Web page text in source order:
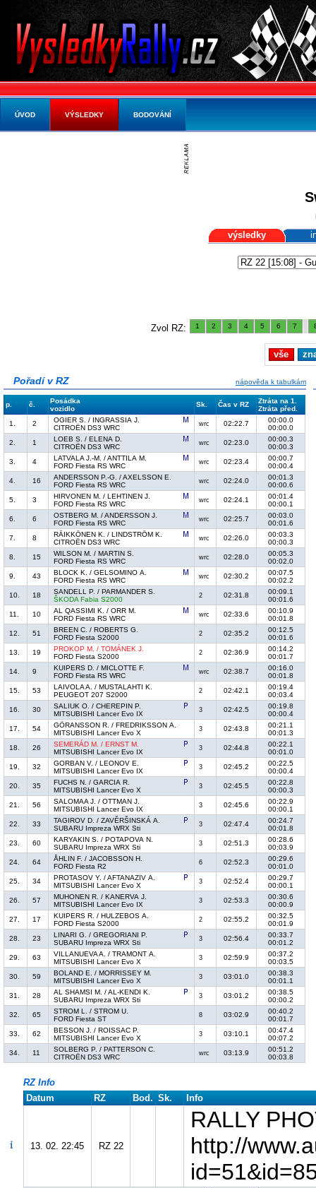
výsledky
Zvol RZ: 1 2 3 4 5 6 7
vše
Pořadí v RZ nápověda k tabulkám
p. č.
Posádka
vozidlo
Sk. Čas v RZ
Ztráta na 1.
Ztráta před.
1.
2
OGIER S. / INGRASSIA J.
CITROËN DS3 WRC
wrc 02:22.7
00:00.0
00:00.0
2.
1
LOEB S. / ELENA D.
CITROËN DS3 WRC
wrc 02:23.0
00:00.3
00:00.3
3.
4
LATVALA J.-M. / ANTTILA M.
FORD Fiesta RS WRC
wrc 02:23.4
00:00.7
00:00.4
4.
16
ANDERSSON P.-G. / AXELSSON E.
FORD Fiesta RS WRC
wrc 02:24.0
00:01.3
00:00.6
5.
3
HIRVONEN M. / LEHTINEN J.
FORD Fiesta RS WRC
wrc 02:24.1
00:01.4
00:00.1
6.
6
OSTBERG M. / ANDERSSON J.
FORD Fiesta RS WRC
wrc 02:25.7
00:03.0
00:01.6
7.
8
RÄIKKÖNEN K. / LINDSTRÖM K.
CITROËN DS3 WRC
wrc 02:26.0
00:03.3
00:00.3
8.
15
WILSON M. / MARTIN S.
FORD Fiesta RS WRC
wrc 02:28.0
00:05.3
00:02.0
9.
43
BLOCK K. / GELSOMINO A.
FORD Fiesta RS WRC
wrc 02:30.2
00:07.5
00:02.2
10.
18
SANDELL P. / PARMANDER S.
ŠKODA Fabia S2000
2 02:31.8
00:09.1
00:01.6
11.
10
AL QASSIMI K. / ORR M.
FORD Fiesta RS WRC
wrc 02:33.6
00:10.9
00:01.8
12.
51
BREEN C. / ROBERTS G.
FORD Fiesta S2000
2 02:35.2
00:12.5
00:01.6
13.
19
PROKOP M. / TOMÁNEK J.
FORD Fiesta S2000
2 02:36.9
00:14.2
00:01.7
14.
9
KUIPERS D. / MICLOTTE F.
FORD Fiesta RS WRC
wrc 02:38.7
00:16.0
00:01.8
15.
53
LAIVOLA A. / MUSTALAHTI K.
PEUGEOT 207 S2000
2 02:42.1
00:19.4
00:03.4
16.
30
SALIUK O. / CHEREPIN P.
MITSUBISHI Lancer Evo IX
3 02:42.5
00:19.8
00:00.4
17.
54
GÖRANSSON R. / FREDRIKSSON A.
MITSUBISHI Lancer Evo X
3 02:43.8
00:21.1
00:01.3
18.
26
SEMERÁD M. / ERNST M.
MITSUBISHI Lancer Evo IX
3 02:44.8
00:22.1
00:01.0
19.
32
GORBAN V. / LEONOV E.
MITSUBISHI Lancer Evo IX
3 02:45.2
00:22.5
00:00.4
20.
35
FUCHS N. / GARCIA R.
MITSUBISHI Lancer Evo X
3 02:45.5
00:22.8
00:00.3
21.
56
SALOMAA J. / OTTMAN J.
MITSUBISHI Lancer Evo IX
3 02:45.6
00:22.9
00:00.1
22.
33
TAGIROV D. / ZAVĚRŠINSKÁ A.
SUBARU Impreza WRX Sti
3 02:47.4
00:24.7
00:01.8
23.
60
KARYAKIN S. / POTAPOVA N.
SUBARU Impreza WRX Sti
3 02:51.3
00:28.6
00:03.9
24.
64
ÅHLIN F. / JACOBSSON H.
FORD Fiesta R2
6 02:52.3
00:29.6
00:01.0
25.
34
PROTASOV Y. / AFTANAZIV A.
MITSUBISHI Lancer Evo X
3 02:52.4
00:29.7
00:00.1
26.
57
MUHONEN R. / KANERVA J.
MITSUBISHI Lancer Evo IX
3 02:53.3
00:30.6
00:00.9
27.
17
KUIPERS R. / HULZEBOS A.
FORD Fiesta S2000
2 02:55.2
00:32.5
00:01.9
28.
23
LINARI G. / GREGORIANI P.
SUBARU Impreza WRX Sti
3 02:56.4
00:33.7
00:01.2
29.
63
VILLANUEVA A. / TRAMONT A.
MITSUBISHI Lancer Evo X
3 02:59.9
00:37.2
00:03.5
30.
59
BOLAND E. / MORRISSEY M.
MITSUBISHI Lancer Evo X
3 03:01.0
00:38.3
00:01.1
31.
28
AL SHAMSI M. / AL-KENDI K.
SUBARU Impreza WRX Sti
3 03:01.2
00:38.5
00:00.2
32.
65
STROM L. / STROM U.
FORD Fiesta ST
8 03:02.9
00:40.2
00:01.7
33.
62
BESSON J. / ROISSAC P.
MITSUBISHI Lancer Evo X
3 03:10.1
00:47.4
00:07.2
34.
11
SOLBERG P. / PATTERSON C.
CITROËN DS3 WRC
wrc 03:13.9
00:51.2
00:03.8
RZ Info
Datum
RZ Bod. Sk. Info
13. 02. 22:45 RZ 22
RALLY
http://
ÚVOD VÝSLEDKY BODOVÁNÍ